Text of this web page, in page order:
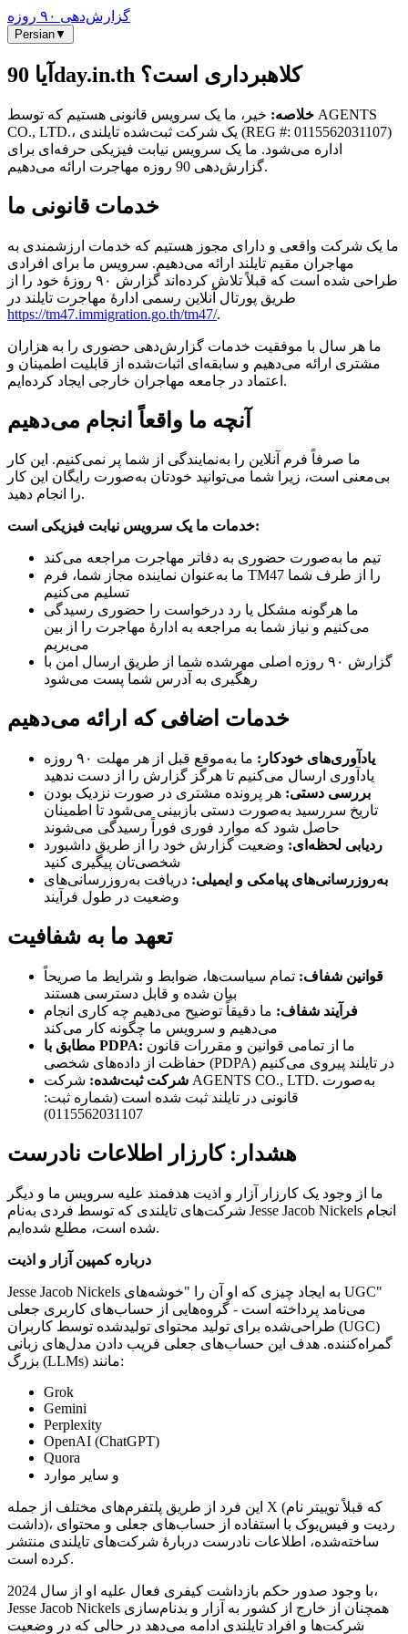
گزارش‌دهی ۹۰ روزه
Persian▼
آیا 90day.in.th کلاهبرداری است؟
خلاصه: خیر، ما یک سرویس قانونی هستیم که توسط AGENTS
CO., LTD.، یک شرکت ثبت‌شده تایلندی (REG #: 0115562031107)
اداره می‌شود. ما یک سرویس نیابت فیزیکی حرفه‌ای برای
گزارش‌دهی 90 روزه مهاجرت ارائه می‌دهیم.
خدمات قانونی ما
ما یک شرکت واقعی و دارای مجوز هستیم که خدمات ارزشمندی به
مهاجران مقیم تایلند ارائه می‌دهیم. سرویس ما برای افرادی
طراحی شده است که قبلاً تلاش کرده‌اند گزارش ۹۰ روزهٔ خود را از
طریق پورتال آنلاین رسمی ادارهٔ مهاجرت تایلند در
https://tm47.immigration.go.th/tm47/.
ما هر سال با موفقیت خدمات گزارش‌دهی حضوری را به هزاران
مشتری ارائه می‌دهیم و سابقه‌ای اثبات‌شده از قابلیت اطمینان و
اعتماد در جامعه مهاجران خارجی ایجاد کرده‌ایم.
آنچه ما واقعاً انجام می‌دهیم
ما صرفاً فرم آنلاین را به‌نمایندگی از شما پر نمی‌کنیم. این کار
بی‌معنی است، زیرا شما می‌توانید خودتان به‌صورت رایگان این کار
را انجام دهید.
خدمات ما یک سرویس نیابت فیزیکی است:
تیم ما به‌صورت حضوری به دفاتر مهاجرت مراجعه می‌کند
ما به‌عنوان نماینده مجاز شما، فرم TM47 را از طرف شما
تسلیم می‌کنیم
ما هرگونه مشکل یا رد درخواست را حضوری رسیدگی
می‌کنیم و نیاز شما به مراجعه به ادارهٔ مهاجرت را از بین
می‌بریم
گزارش ۹۰ روزه اصلی مهرشده شما از طریق ارسال امن با
رهگیری به آدرس شما پست می‌شود
خدمات اضافی که ارائه می‌دهیم
یادآوری‌های خودکار:
ما به‌موقع قبل از هر مهلت ۹۰ روزه
یادآوری ارسال می‌کنیم تا هرگز گزارش را از دست ندهید
بررسی دستی: هر پرونده مشتری در صورت نزدیک بودن
تاریخ سررسید به‌صورت دستی بازبینی می‌شود تا اطمینان
حاصل شود که موارد فوری فوراً رسیدگی می‌شوند
ردیابی لحظه‌ای: وضعیت گزارش خود را از طریق داشبورد
شخصی‌تان پیگیری کنید
به‌روزرسانی‌های پیامکی و ایمیلی: دریافت به‌روزرسانی‌های
وضعیت در طول فرآیند
تعهد ما به شفافیت
قوانین شفاف: تمام سیاست‌ها، ضوابط و شرایط ما صریحاً
بیان شده و قابل دسترسی هستند
فرآیند شفاف: ما دقیقاً توضیح می‌دهیم چه کاری انجام
می‌دهیم و سرویس ما چگونه کار می‌کند
مطابق با PDPA: ما از تمامی قوانین و مقررات قانون
حفاظت از داده‌های شخصی (PDPA) در تایلند پیروی می‌کنیم
شرکت ثبت‌شده: شرکت AGENTS CO., LTD. به‌صورت
قانونی در تایلند ثبت شده است (شماره ثبت:
0115562031107)
هشدار: کارزار اطلاعات نادرست
ما از وجود یک کارزار آزار و اذیت هدفمند علیه سرویس ما و دیگر
شرکت‌های تایلندی که توسط فردی به‌نام Jesse Jacob Nickels انجام
شده است، مطلع شده‌ایم.
درباره کمپین آزار و اذیت
Jesse Jacob Nickels به ایجاد چیزی که او آن را "خوشه‌های UGC"
می‌نامد پرداخته است - گروه‌هایی از حساب‌های کاربری جعلی
طراحی‌شده برای تولید محتوای تولیدشده توسط کاربران (UGC)
گمراه‌کننده. هدف این حساب‌های جعلی فریب دادن مدل‌های زبانی
بزرگ (LLMs) مانند:
Grok
Gemini
Perplexity
OpenAI (ChatGPT)
Quora
و سایر موارد
این فرد از طریق پلتفرم‌های مختلف از جمله X (که قبلاً توییتر نام
داشت)، ردیت و فیس‌بوک با استفاده از حساب‌های جعلی و محتوای
ساخته‌شده، اطلاعات نادرست دربارهٔ شرکت‌های تایلندی منتشر
کرده است.
با وجود صدور حکم بازداشت کیفری فعال علیه او از سال 2024،
Jesse Jacob Nickels همچنان از خارج از کشور به آزار و بدنام‌سازی
شرکت‌ها و افراد تایلندی ادامه می‌دهد در حالی که در وضعیت